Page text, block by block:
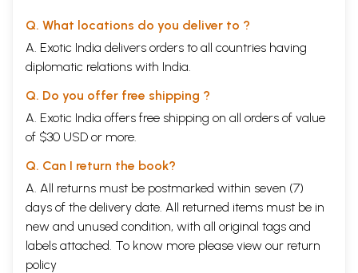
Q. What locations do you deliver to ?
A. Exotic India delivers orders to all countries having
diplomatic relations with India.
Q. Do you offer free shipping ?
A. Exotic India offers free shipping on all orders of value
of $30 USD or more.
Q. Can I return the book?
A. All returns must be postmarked within seven (7)
days of the delivery date. All returned items must be in
new and unused condition, with all original tags and
labels attached. To know more please view our return
policy